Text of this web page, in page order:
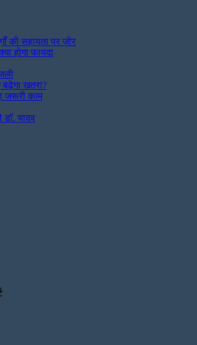
की सहायता पर जोर
होगा फायदा
बढ़ेगा खतरा?
जरूरी काम
डॉ. यादव